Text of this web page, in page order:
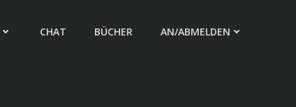
CHAT BÜCHER AN/ABMELDEN